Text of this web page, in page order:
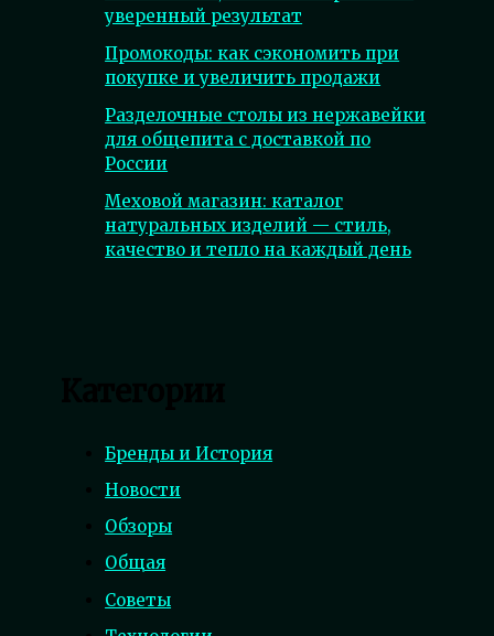
уверенный результат
Промокоды: как сэкономить при
покупке и увеличить продажи
Разделочные столы из нержавейки
для общепита с доставкой по
России
Меховой магазин: каталог
натуральных изделий — стиль,
качество и тепло на каждый день
Бренды и История
Новости
Обзоры
Общая
Советы